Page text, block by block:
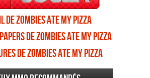
Zombies Ate My Pizza
de Zombies Ate My Pizza
de Zombies Ate My Pizza